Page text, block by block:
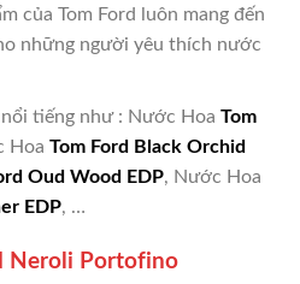
của Tom Ford luôn mang đến
những người yêu thích nước
tiếng như : Nước Hoa Tom
Hoa Tom Ford Black Orchid
Oud Wood EDP, Nước Hoa
EDP, …
Neroli Portofino